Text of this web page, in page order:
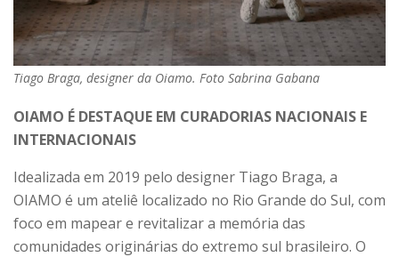
Tiago Braga, designer da Oiamo. Foto Sabrina Gabana
OIAMO É DESTAQUE EM CURADORIAS NACIONAIS E
INTERNACIONAIS
Idealizada em 2019 pelo designer Tiago Braga, a
OIAMO é um ateliê localizado no Rio Grande do Sul, com
foco em mapear e revitalizar a memória das
comunidades originárias do extremo sul brasileiro. O